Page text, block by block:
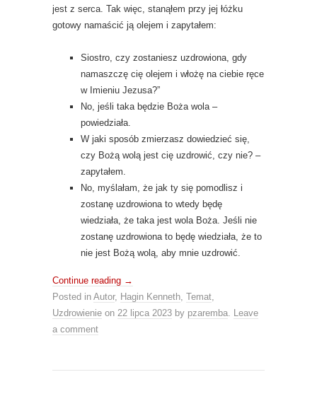
jest z serca. Tak więc, stanąłem przy jej łóżku
gotowy namaścić ją olejem i zapytałem:
Siostro, czy zostaniesz uzdrowiona, gdy
namaszczę cię olejem i włożę na ciebie ręce
w Imieniu Jezusa?”
No, jeśli taka będzie Boża wola –
powiedziała.
W jaki sposób zmierzasz dowiedzieć się,
czy Bożą wolą jest cię uzdrowić, czy nie? –
zapytałem.
No, myślałam, że jak ty się pomodlisz i
zostanę uzdrowiona to wtedy będę
wiedziała, że taka jest wola Boża. Jeśli nie
zostanę uzdrowiona to będę wiedziała, że to
nie jest Bożą wolą, aby mnie uzdrowić.
Continue reading →
Posted in Autor, Hagin Kenneth, Temat,
Uzdrowienie on 22 lipca 2023 by pzaremba. Leave
a comment